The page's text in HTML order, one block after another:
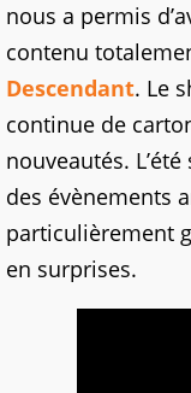
nous a permis
contenu
Descendant. Le
continue de
nouveautés.
des évènements
particulièrement
en surprises.